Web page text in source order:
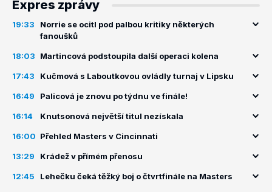
Expres zprávy
19:33
Norrie se ocitl pod palbou kritiky některých
fanoušků
18:03 Martincová podstoupila další operaci kolena
17:43 Kučmová s Laboutkovou ovládly turnaj v Lipsku
16:49 Palicová je znovu po týdnu ve finále!
16:14 Knutsonová největší titul nezískala
16:00 Přehled Masters v Cincinnati
13:29 Krádež v přímém přenosu
12:45 Lehečku čeká těžký boj o čtvrtfinále na Masters